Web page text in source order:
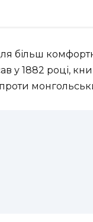
більш
у 1882 році,